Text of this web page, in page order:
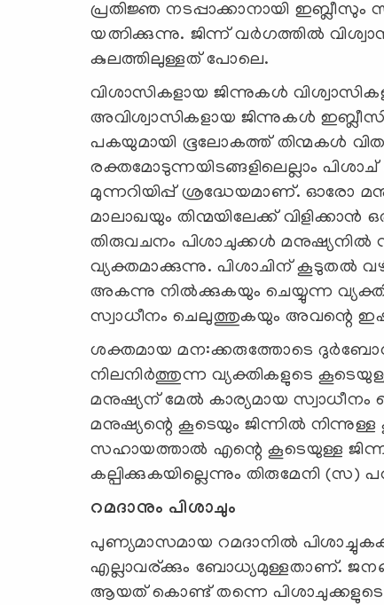
പ്രതിജ്ഞ നടപ്പാക്കാനായി
യത്നിക്കുന്നു. ജിന്ന് വര്‍ഗത്തില്‍
കുലത്തിലുള്ളത് പോലെ.
വിശാസികളായ ജിന്നുകള്‍
അവിശ്വാസികളായ ജിന്നുകള്‍
പകയുമായി ഭൂലോകത്ത്‌ തിന്മകള്‍
രക്തമോടുന്നയിടങ്ങളിലെല്ലാം
മുന്നറിയിപ്പ് ശ്രദ്ധേയമാണ്. ഓരോ
മാലാഖയും തിന്മയിലേക്ക് വിളിക്കാന്‍
തിരുവചനം പിശാചുക്കള്‍ മനുഷ്യനില്‍
വ്യക്തമാക്കുന്നു. പിശാചിന് കൂടുതല്‍
അകന്നു നില്‍ക്കുകയും ചെയ്യുന്ന
സ്വാധീനം ചെലുത്തുകയും അവന്റെ
ശക്തമായ മന:ക്കരുത്തോടെ
നിലനിര്‍ത്തുന്ന വ്യക്തികളുടെ
മനുഷ്യന് മേല്‍ കാര്യമായ സ്വാധീനം
മനുഷ്യന്റെ കൂടെയും ജിന്നില്‍
സഹായത്താല്‍ എന്റെ കൂടെയുള്ള ജിന്ന്
കല്പിക്കുകയില്ലെന്നും തിരുമേനി
റമദാനും പിശാചും
പുണ്യമാസമായ റമദാനില്‍
എല്ലാവര്ക്കും ബോധ്യമുള്ളതാണ്.
ആയത് കൊണ്ട് തന്നെ പിശാചുക്കളുടെ